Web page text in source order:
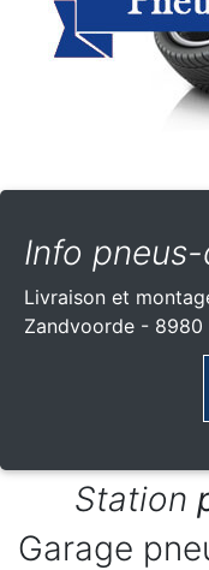
Info
Livraison et
Zandvoorde - 8980
Station
Garage